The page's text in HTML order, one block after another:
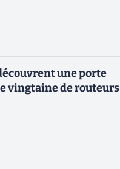
une porte
vingtaine de routeurs